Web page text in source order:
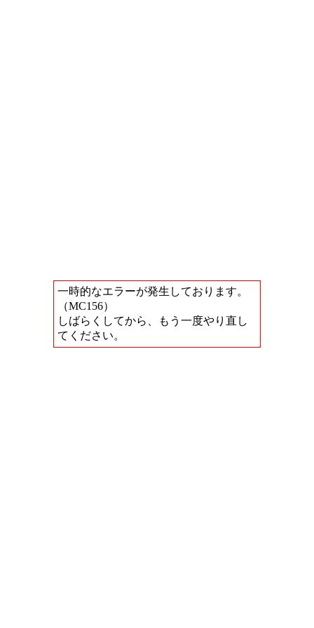
一時的なエラーが発生しております。
（MC156）
しばらくしてから、もう一度やり直し
てください。